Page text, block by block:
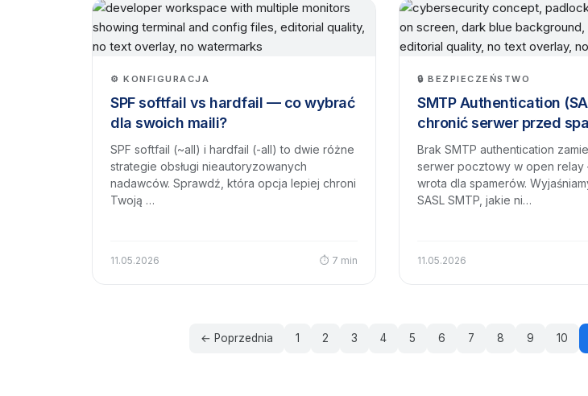
⚙️ KONFIGURACJA
SPF softfail vs hardfail — co wybrać
dla swoich maili?
SPF softfail (~all) i hardfail (-all) to dwie różne
strategie obsługi nieautoryzowanych
nadawców. Sprawdź, która opcja lepiej chroni
Twoją …
11.05.2026 ⏱ 7 min
🔒 BEZPIECZEŃSTWO
SMTP Authentication
chronić serwer przed
Brak SMTP authentication
serwer pocztowy w open
wrota dla spamerów.
SASL SMTP, jakie ni…
11.05.2026
← Poprzednia 1 2 3 4 5 6 7 8 9 10